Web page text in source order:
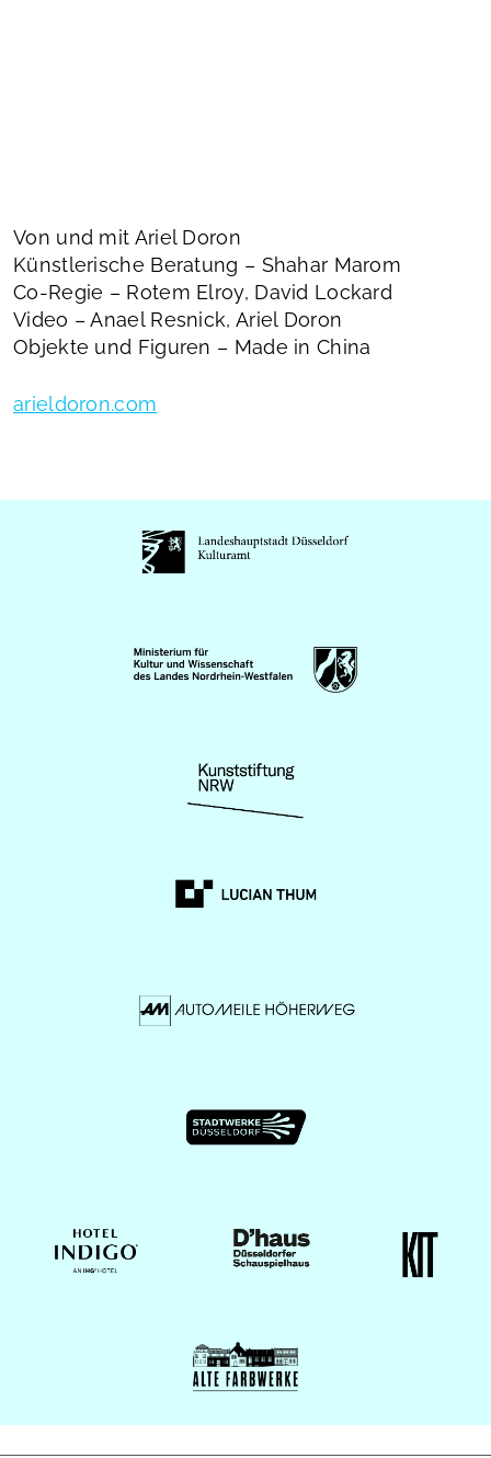
Von und mit Ariel Doron
Künstlerische Beratung – Shahar Marom
Co-Regie – Rotem Elroy, David Lockard
Video – Anael Resnick, Ariel Doron
Objekte und Figuren – Made in China
arieldoron.com